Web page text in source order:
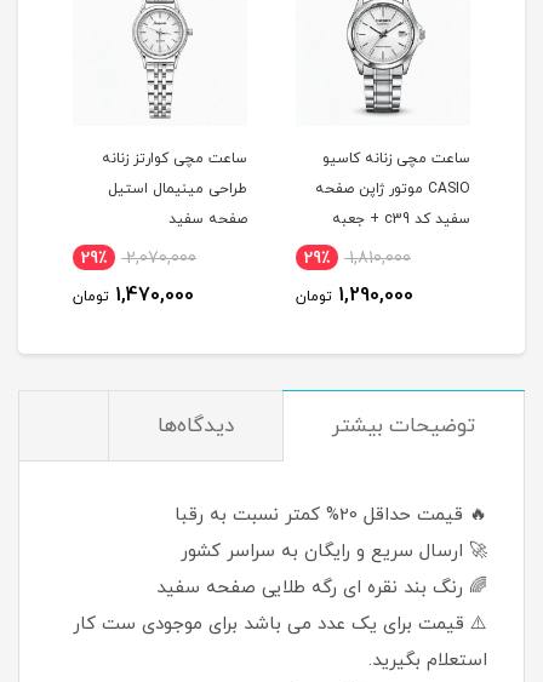
ساعت مچی زنانه کاسيو
CASIO موتور ژاپن صفحه
سفيد کد c39 + جعبه
1,810,000 29٪
1,290,000 تومان
ساعت مچی کوارتز زنانه
طراحی مينيمال استيل
صفحه سفيد
2,070,000 29٪
1,470,000 تومان
توضيحات بيشتر دیدگاه‌ها
🔥 قیمت حداقل 20% کمتر نسبت به رقبا
🚀 ارسال سریع و رایگان به سراسر کشور
🌈 رنگ بند نقره ای رگه طلایی صفحه سفید
⚠️ قیمت برای یک عدد می باشد برای موجودی ست کار
استعلام بگیرید.